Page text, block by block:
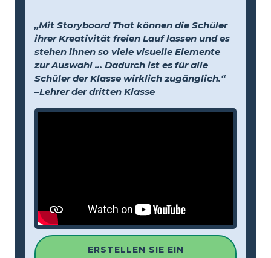
„Mit Storyboard That können die Schüler
ihrer Kreativität freien Lauf lassen und es
stehen ihnen so viele visuelle Elemente
zur Auswahl … Dadurch ist es für alle
Schüler der Klasse wirklich zugänglich.“
–Lehrer der dritten Klasse
ERSTELLEN SIE EIN